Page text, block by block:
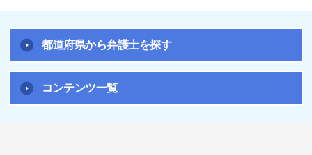
都道府県から弁護士を探す
コンテンツ一覧